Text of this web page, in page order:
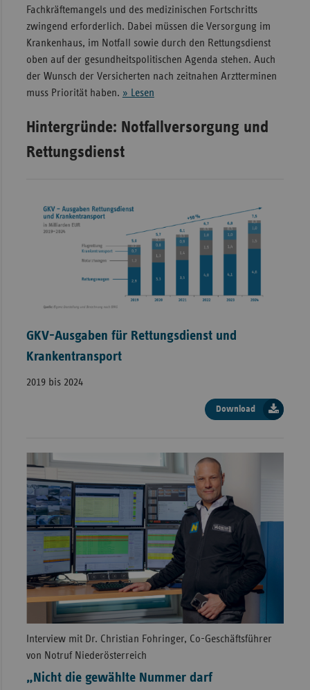
Fachkräftemangels und des medizinischen Fortschritts
zwingend erforderlich. Dabei müssen die Versorgung im
Krankenhaus, im Notfall sowie durch den Rettungsdienst
oben auf der gesundheitspolitischen Agenda stehen. Auch
der Wunsch der Versicherten nach zeitnahen Arztterminen
muss Priorität haben. » Lesen
Hintergründe: Notfallversorgung und
Rettungsdienst
GKV-Ausgaben für Rettungsdienst und
Krankentransport
2019 bis 2024
Download
Interview mit Dr. Christian Fohringer, Co-Geschäftsführer
von Notruf Niederösterreich
„Nicht die gewählte Nummer darf